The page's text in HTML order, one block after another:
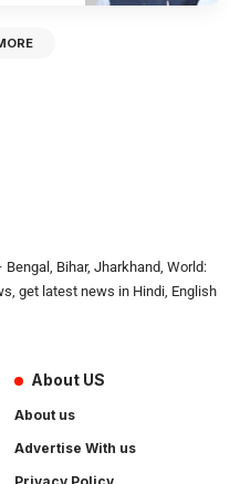
Bihar, Jharkhand, World:
get latest news in Hindi, English
About US
About us
Advertise With us